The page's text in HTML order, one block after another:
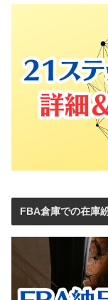
FBA倉庫での在庫